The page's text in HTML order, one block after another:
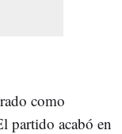
como
partido acabó en